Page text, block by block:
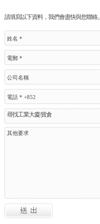
請填寫以下資料，我們會盡快與您聯絡。
尋找工業大廈/貨倉